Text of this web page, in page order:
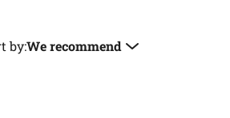
by:We recommend